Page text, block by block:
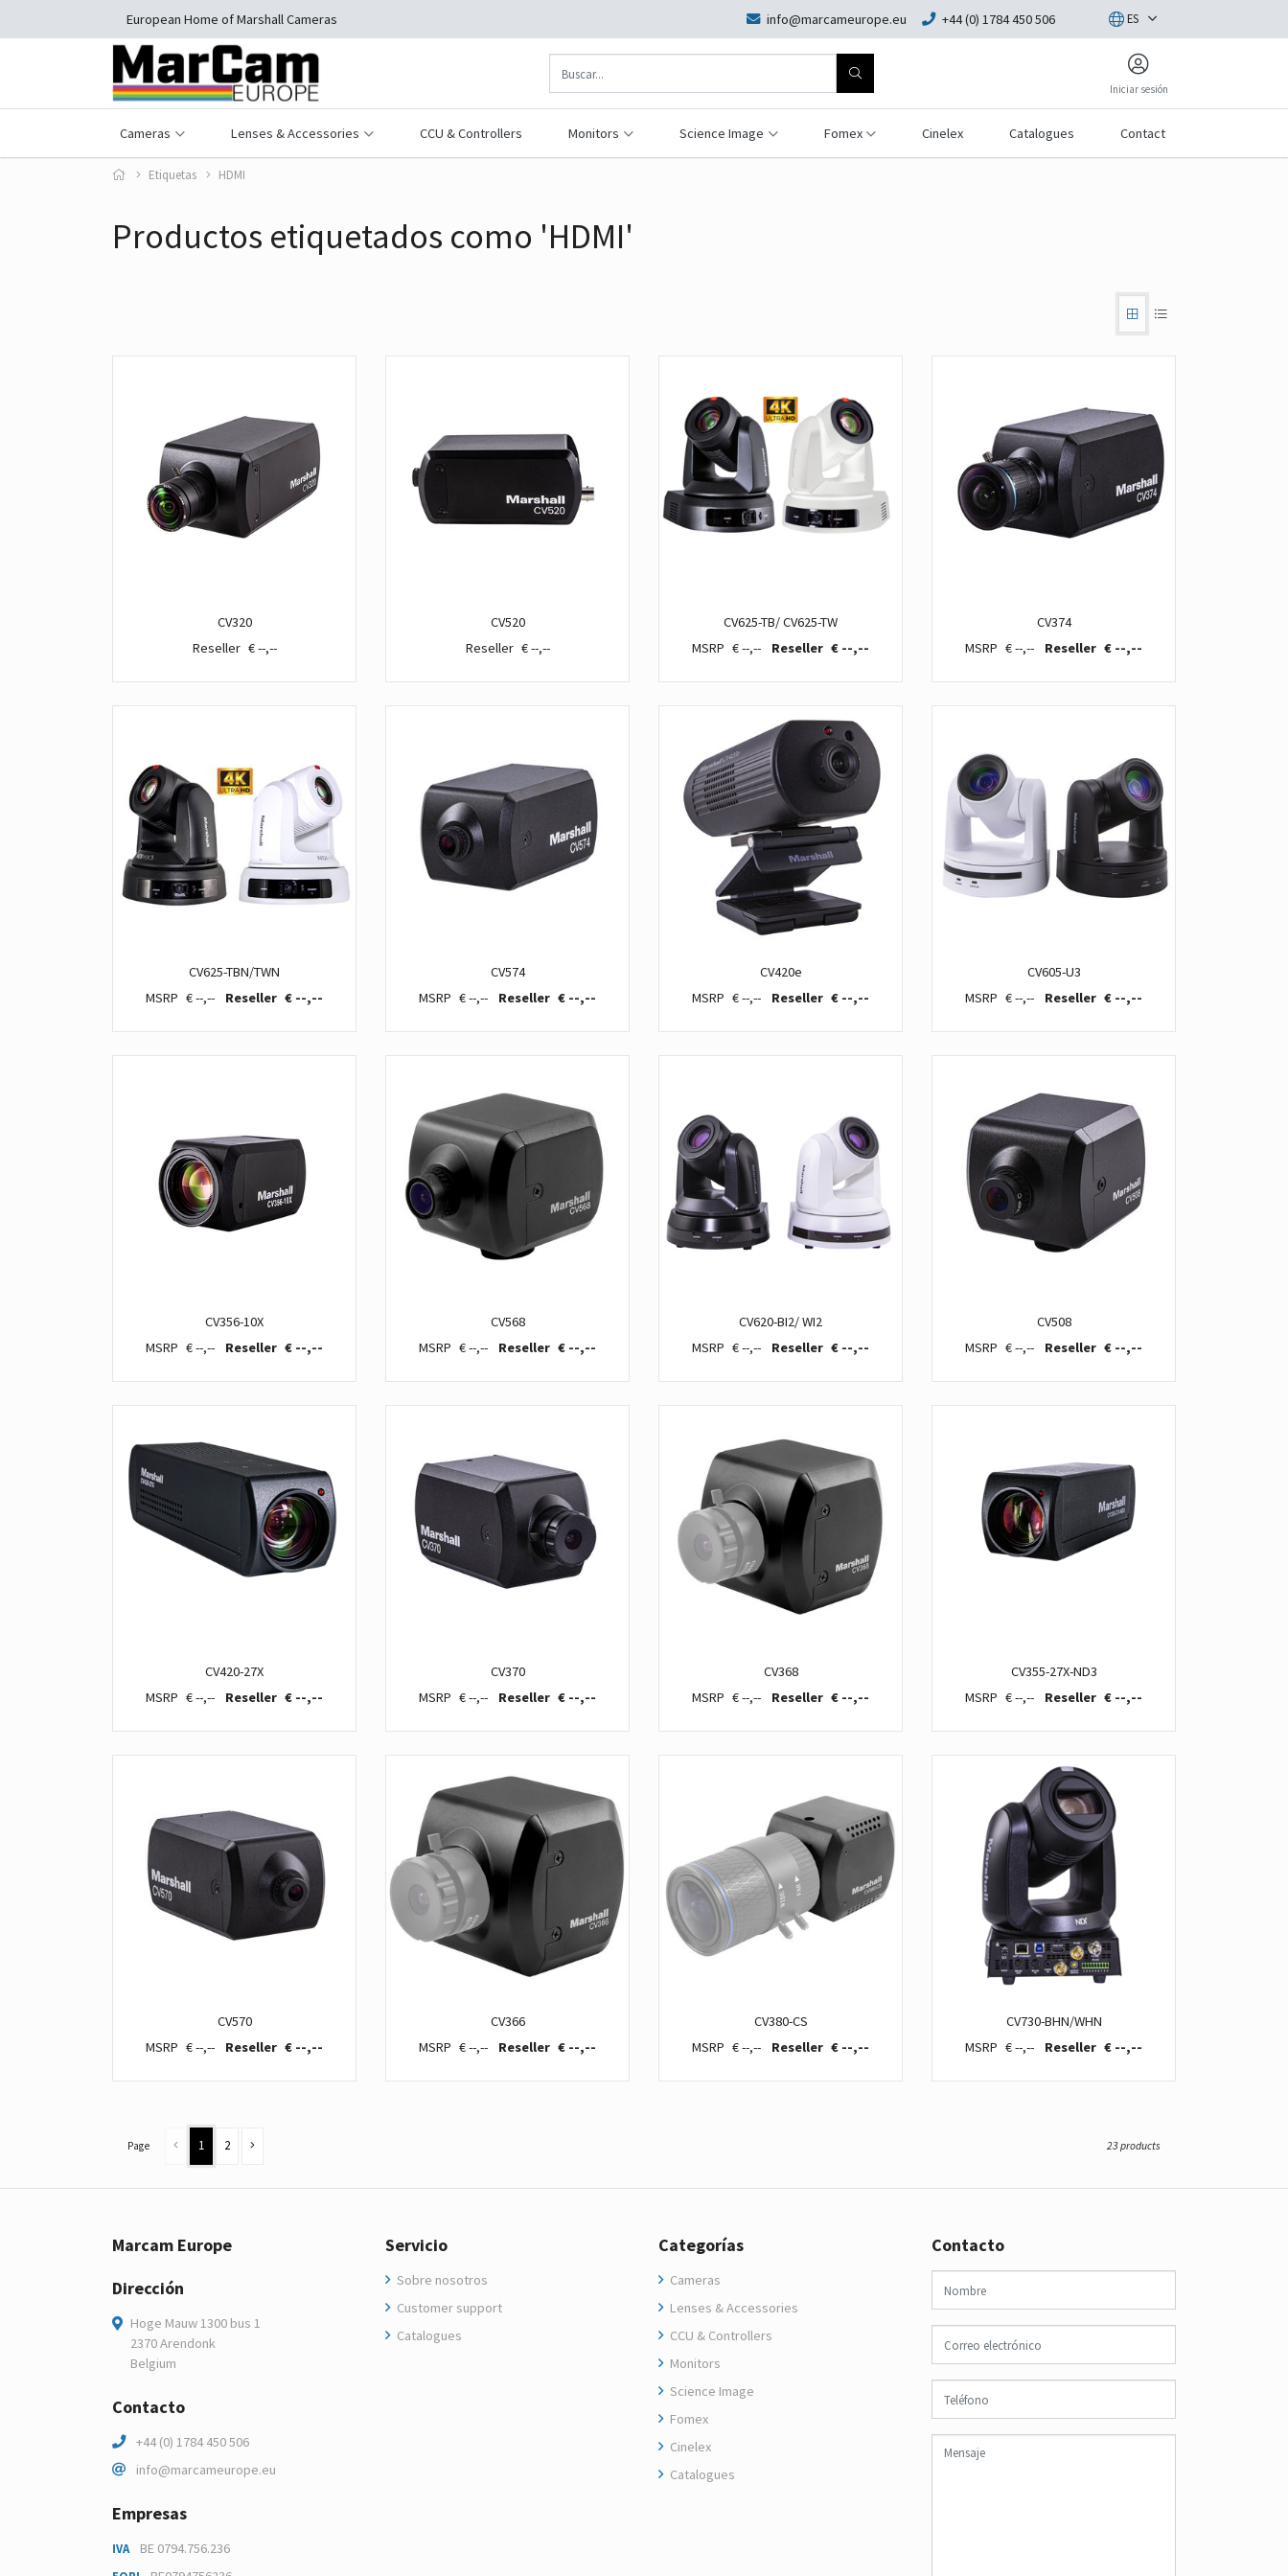
European Home of Marshall Cameras info@marcameurope.eu +44 (0) 1784 450 506 ES
Iniciar sesión
Cameras Lenses & Accessories CCU & Controllers Monitors Science Image Fomex Cinelex Catalogues Contact
Etiquetas HDMI
Productos etiquetados como 'HDMI'
CV320
€ --,--
CV520
€ --,--
CV625-TB/ CV625-TW
€ --,--
€ --,--
CV374
€ --,--
€ --,--
CV625-TBN/TWN
€ --,--
€ --,--
CV574
€ --,--
€ --,--
CV420e
€ --,--
€ --,--
CV605-U3
€ --,--
€ --,--
CV356-10X
€ --,--
€ --,--
CV568
€ --,--
€ --,--
CV620-BI2/ WI2
€ --,--
€ --,--
CV508
€ --,--
€ --,--
CV420-27X
€ --,--
€ --,--
CV370
€ --,--
€ --,--
CV368
€ --,--
€ --,--
CV355-27X-ND3
€ --,--
€ --,--
CV570
€ --,--
€ --,--
CV366
€ --,--
€ --,--
CV380-CS
€ --,--
€ --,--
CV730-BHN/WHN
€ --,--
€ --,--
Page 1 2 23 products
Marcam Europe
Dirección
Hoge Mauw 1300 bus 1
2370 Arendonk
Belgium
Contacto
+44 (0) 1784 450 506
info@marcameurope.eu
Empresas
IVA BE 0794.756.236
Servicio
Sobre nosotros
Customer support
Catalogues
Categorías
Cameras
Lenses & Accessories
CCU & Controllers
Monitors
Science Image
Fomex
Cinelex
Catalogues
Contacto